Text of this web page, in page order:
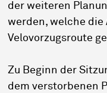
der weiteren
werden, welche die
Velovorzugsroute
Zu Beginn der
dem verstorbenen